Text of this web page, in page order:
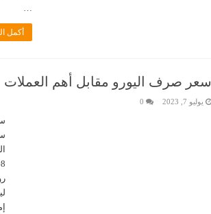
…
أكمل
سعر صرف اليورو مقابل أهم العملات الجمعة 7
يوليو 7, 2023 0